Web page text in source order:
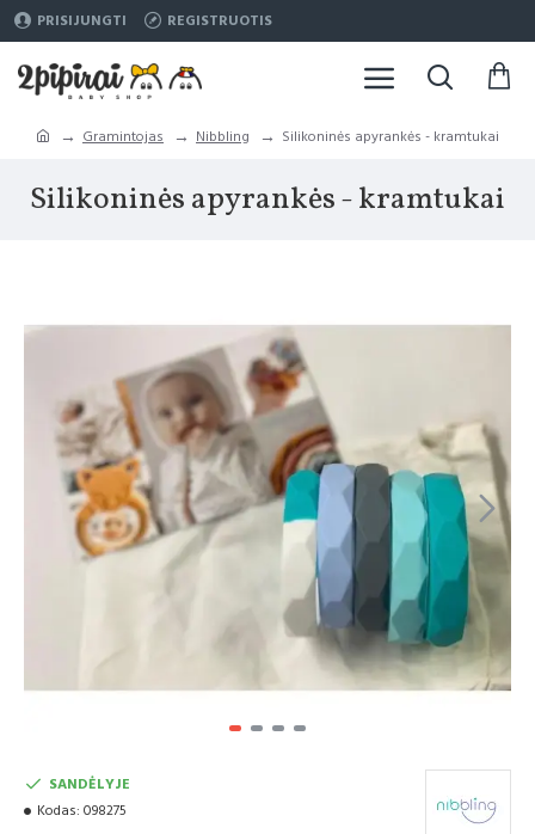
PRISIJUNGTI REGISTRUOTIS
Gramintojas Nibbling Silikoninės apyrankės - kramtukai
Silikoninės apyrankės - kramtukai
SANDĖLYJE
Kodas: 098275